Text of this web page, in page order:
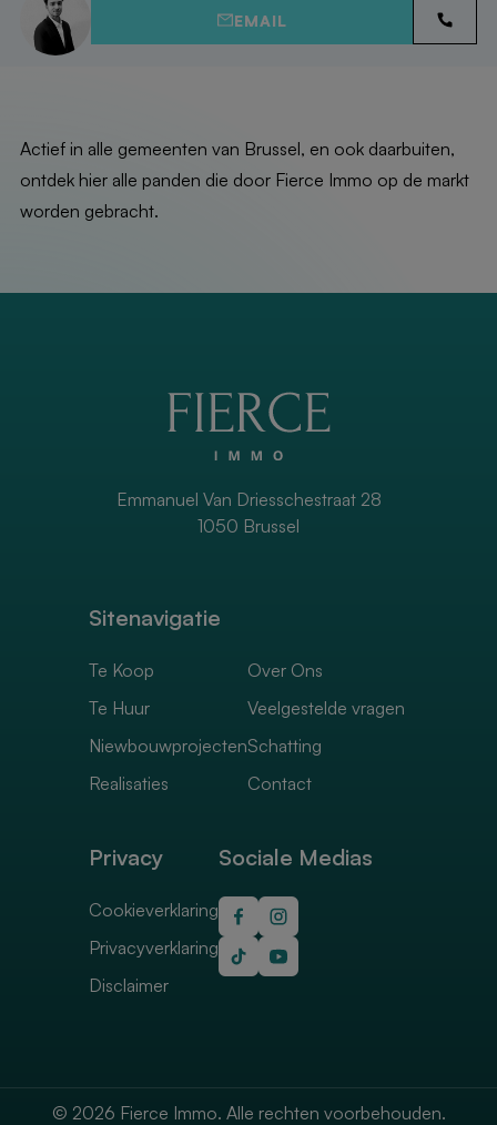
EMAIL
Actief in alle gemeenten van Brussel, en ook daarbuiten,
ontdek hier alle panden die door Fierce Immo op de markt
worden gebracht.
Sitenavigatie
Te Koop
Te Huur
Niewbouwprojecten
Realisaties
Over Ons
Veelgestelde vragen
Schatting
Contact
Emmanuel Van Driesschestraat 28
1050 Brussel
Privacy
Cookieverklaring
Privacyverklaring
Disclaimer
Sociale Medias
© 2026 Fierce Immo. Alle rechten voorbehouden.